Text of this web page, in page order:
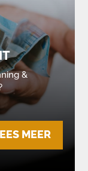
&
MEER